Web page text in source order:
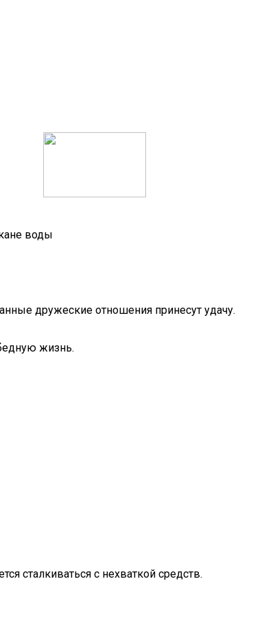
воды
дружеские отношения принесут удачу.
жизнь.
сталкиваться с нехваткой средств.